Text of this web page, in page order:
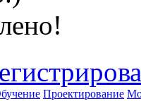
Проектирование